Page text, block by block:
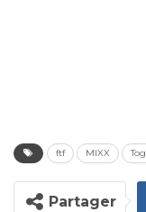
ftf MIXX
Partager